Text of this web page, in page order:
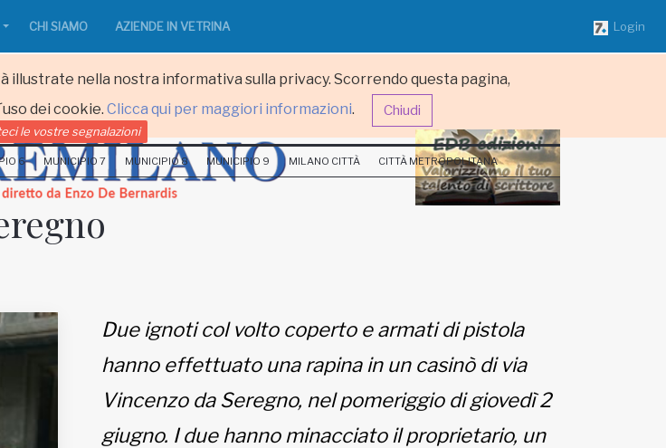
nella nostra informativa sulla privacy. Scorrendo questa pagina,
dei cookie. Clicca qui per maggiori informazioni. Chiudi
CHI SIAMO AZIENDE IN VETRINA Login
le vostre segnalazioni
6 MUNICIPIO 7 MUNICIPIO 8 MUNICIPIO 9 MILANO CITTÀ CITTÀ METROPOLITANA
Due ignoti col volto coperto e armati di pistola
hanno effettuato una rapina in un casinò di via
Vincenzo da Seregno, nel pomeriggio di giovedì 2
giugno. I due hanno minacciato il proprietario, un